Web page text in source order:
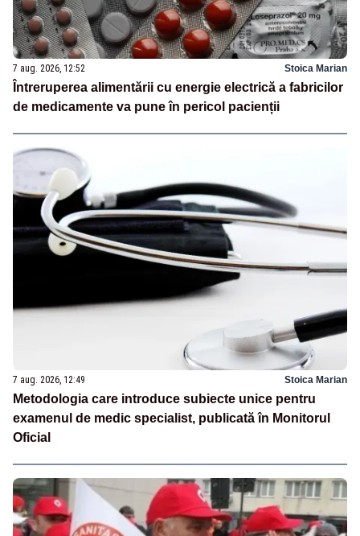
7 aug. 2026, 12:52 Stoica Marian
Întreruperea alimentării cu energie electrică a fabricilor
de medicamente va pune în pericol pacienții
7 aug. 2026, 12:49 Stoica Marian
Metodologia care introduce subiecte unice pentru
examenul de medic specialist, publicată în Monitorul
Oficial